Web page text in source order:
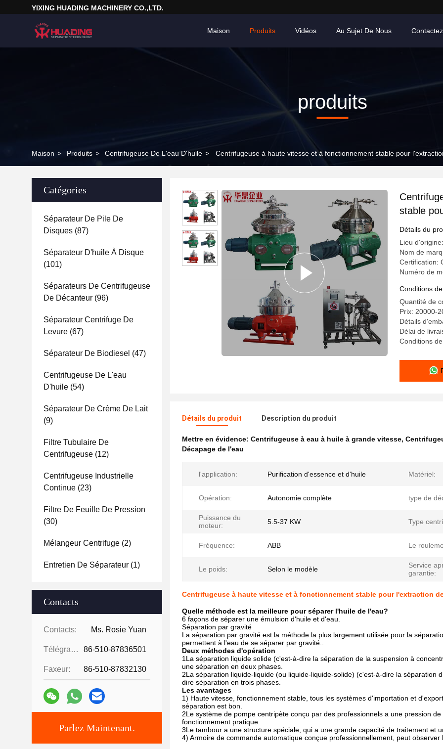
YIXING HUADING MACHINERY CO.,LTD.
Maison Produits Vidéos Au Sujet De Nous
produits
Maison > Produits > Centrifugeuse De L'eau D'huile > Centrifugeuse à haute vitesse et à fonctionnement stable pour
Catégories
Séparateur De Pile De
Disques (87)
Séparateur D'huile À Disque
(101)
Séparateurs De Centrifugeuse
De Décanteur (96)
Séparateur Centrifuge De
Levure (67)
Séparateur De Biodiesel (47)
Centrifugeuse De L'eau
D'huile (54)
Séparateur De Crème De Lait
(9)
Filtre Tubulaire De
Centrifugeuse (12)
Centrifugeuse Industrielle
Continue (23)
Filtre De Feuille De Pression
(30)
Mélangeur Centrifuge (2)
Entretien De Séparateur (1)
Contacts
Contacts: Ms. Rosie Yuan
Télégramme: 86-510-87836501
Faxeur: 86-510-87832130
Parlez Maintenant.
stable
Détails du
Lieu
Nom de
Certification:
Numéro de
Conditions
Quantité de
Prix: 20000-
Détails
Délai de
Conditions
Détails du produit Description du produit
Mettre en évidence: Centrifugeuse à eau à huile à grande vitesse,
Décapage de l'eau
l'application: Purification d'essence et d'huile Matériel:
Opération: Autonomie complète type de
Puissance du
moteur:
5.5-37 KW Type
Fréquence: ABB Le
Le poids: Selon le modèle
Service
garantie:
Centrifugeuse à haute vitesse et à fonctionnement stable pour l'extraction
Quelle méthode est la meilleure pour séparer l'huile de l'eau?
6 façons de séparer une émulsion d'huile et d'eau.
Séparation par gravité
La séparation par gravité est la méthode la plus largement utilisée pour la
permettent à l'eau de se séparer par gravité..
Deux méthodes d'opération
1La séparation liquide solide (c'est-à-dire la séparation de la suspension à
une séparation en deux phases.
2La séparation liquide-liquide (ou liquide-liquide-solide) (c'est-à-dire la séparation
dire séparation en trois phases.
Les avantages
1) Haute vitesse, fonctionnement stable, tous les systèmes d'importation et
séparation est bon.
2Le système de pompe centripète conçu par des professionnels a une pression
fonctionnement pratique.
3Le tambour a une structure spéciale, qui a une grande capacité de traitement et
4) Armoire de commande automatique conçue professionnellement, peut